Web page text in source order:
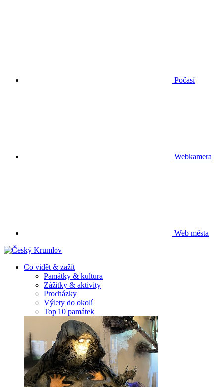
Počasí
Webkamera
Web města
Co vidět & zažít
Památky & kultura
Zážitky & aktivity
Procházky
Výlety do okolí
Top 10 památek